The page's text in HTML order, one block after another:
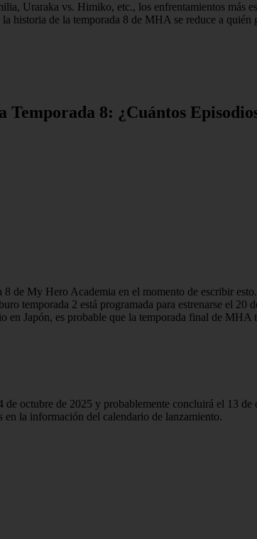
Uraraka vs. Himiko, etc., los enfrentamientos
historia de la temporada 8 de MHA se reduce a quién
8: ¿Cuántos
de My Hero Academia en el momento de escribir
temporada 2 está programada para estrenarse el
en Japón, es probable que la temporada final de
octubre de 2025 y probablemente concluirá el 13
en la información del calendario de lanzamiento.